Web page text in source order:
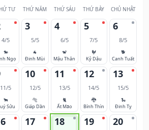
TƯ THỨ NĂM THỨ SÁU THỨ BẢY CHỦ NHẬT
4/5
🐎
Ngọ
3
5/5
🐐
Đinh Mùi
4
6/5
🐒
Mậu Thân
5
7/5
🐓
Kỷ Dậu
6
8/5
🐕
Canh Tuất
11/5
🐂
Sửu
10
12/5
🐅
Giáp Dần
11
13/5
🐈
Ất Mão
12
14/5
🐉
Bính Thìn
13
15/5
🐍
Đinh Tỵ
17 18 19 20